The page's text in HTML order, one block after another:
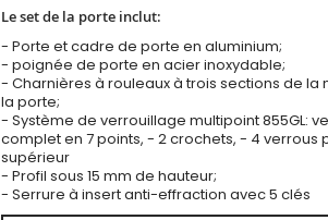
Porte d'entrée
Le set de la porte inclut:
- Porte et cadre de porte en aluminium;
- poignée de porte en acier inoxydable;
- Charnières à rouleaux à trois sections de la
la porte;
- Système de verrouillage multipoint 855GL:
complet en 7 points, - 2 crochets, - 4 verrous
supérieur
- Profil sous 15 mm de hauteur;
- Serrure à insert anti-effraction avec 5 clés